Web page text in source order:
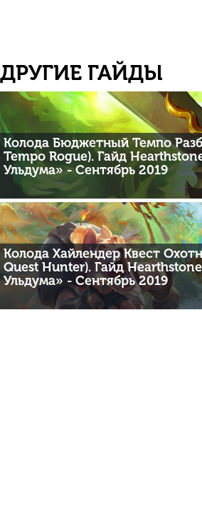
ДРУГИЕ ГАЙДЫ
Колода Бюджетный Темпо
Tempo Rogue). Гайд
Ульдума» - Сентябрь 2019
Колода Хайлендер Квест
Quest Hunter). Гайд
Ульдума» - Сентябрь 2019